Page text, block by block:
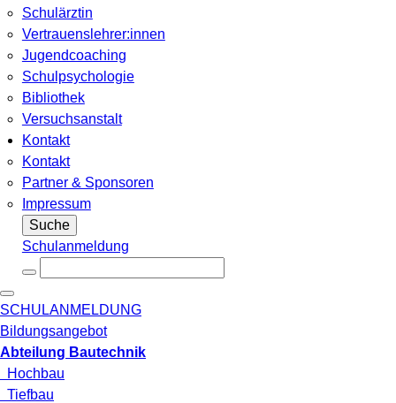
Schulärztin
Vertrauenslehrer:innen
Jugendcoaching
Schulpsychologie
Bibliothek
Versuchsanstalt
Kontakt
Kontakt
Partner & Sponsoren
Impressum
Suche
Schulanmeldung
SCHULANMELDUNG
Bildungsangebot
Abteilung Bautechnik
Hochbau
Tiefbau